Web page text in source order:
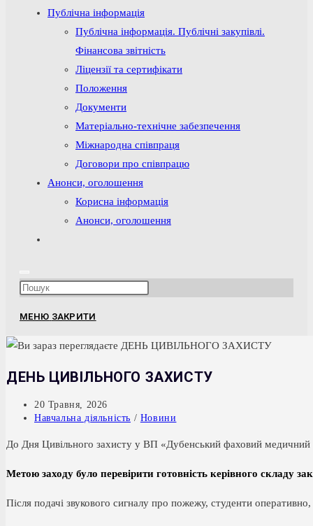
Публічна інформація
Публічна інформація. Публічні закупівлі.
Фінансова звітність
Ліцензії та сертифікати
Положення
Документи
Матеріально-технічне забезпечення
Міжнародна співпраця
Договори про співпрацю
Анонси, оголошення
Корисна інформація
Анонси, оголошення
веб-
сайті
close
search
МЕНЮ ЗАКРИТИ
ДЕНЬ ЦИВІЛЬНОГО ЗАХИСТУ
Запис
опубліковано:
20 Травня, 2026
Категорія
Навчальна діяльність / Новини
До Дня Цивільного захисту у ВП «Дубенський фаховий медичний
Метою заходу було перевірити готовність керівного складу
Після подачі звукового сигналу про пожежу, студенти